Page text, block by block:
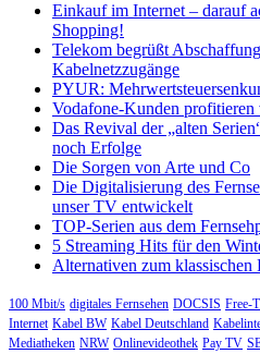
Einkauf im Internet – darauf
Shopping!
Telekom begrüßt
Kabelnetzzugänge
PYUR:
Vodafone-Kunden
Das Revival der „alten
noch Erfolge
Die Sorgen von Arte und Co
Die Digitalisierung des
unser TV entwickelt
TOP-Serien aus dem
5 Streaming Hits für den
Alternativen zum klassischen
100 Mbit/s digitales Fernsehen DOCSIS Free-
Internet Kabel BW Kabel Deutschland
Mediatheken NRW Onlinevideothek Pay TV